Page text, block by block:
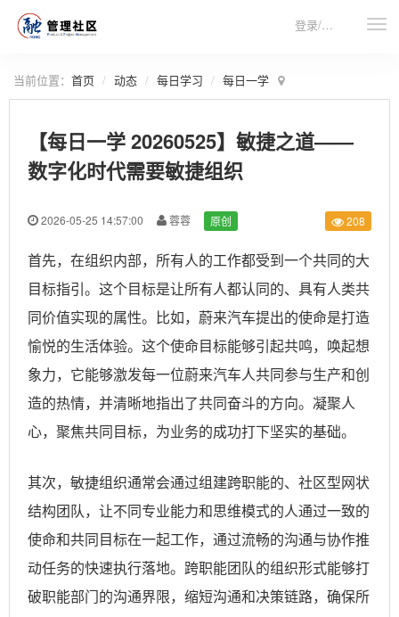
登录/注册
当前位置： 首页 动态 每日学习 每日一学
【每日一学 20260525】敏捷之道——
数字化时代需要敏捷组织
2026-05-25 14:57:00 蓉蓉 原创 208
首先，在组织内部，所有人的工作都受到一个共同的大
目标指引。这个目标是让所有人都认同的、具有人类共
同价值实现的属性。比如，蔚来汽车提出的使命是打造
愉悦的生活体验。这个使命目标能够引起共鸣，唤起想
象力，它能够激发每一位蔚来汽车人共同参与生产和创
造的热情，并清晰地指出了共同奋斗的方向。凝聚人
心，聚焦共同目标，为业务的成功打下坚实的基础。
其次，敏捷组织通常会通过组建跨职能的、社区型网状
结构团队，让不同专业能力和思维模式的人通过一致的
使命和共同目标在一起工作，通过流畅的沟通与协作推
动任务的快速执行落地。跨职能团队的组织形式能够打
破职能部门的沟通界限，缩短沟通和决策链路，确保所